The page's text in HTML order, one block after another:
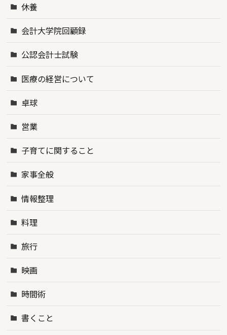
休養
会計大学院回顧録
公認会計士試験
医療の経営について
卓球
営業
子育てに関すること
家事全般
情報整理
料理
旅行
映画
時間術
書くこと